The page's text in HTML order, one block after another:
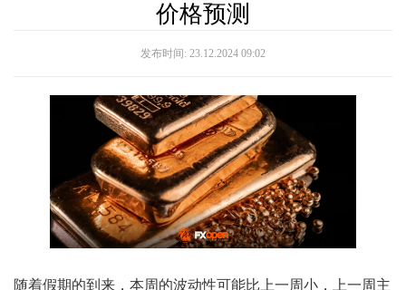
价格预测
发布时间: 23.12.2024 09:02
随着假期的到来，本周的波动性可能比上一周小，上一周主